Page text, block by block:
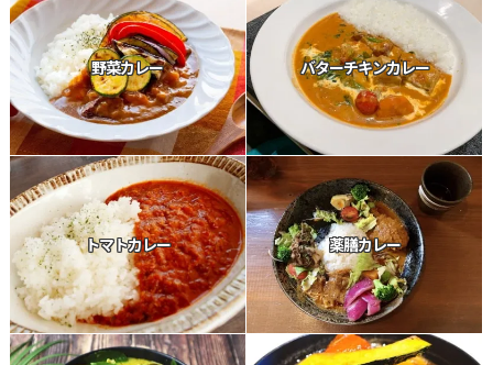
野菜カレー バターチキンカレー
トマトカレー 薬膳カレー